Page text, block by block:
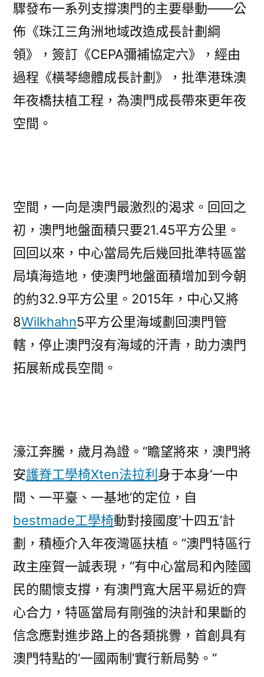
驟發布一系列支撐澳門的主要舉動——公
佈《珠江三角洲地域改造成長計劃綱
領》，簽訂《CEPA彌補協定六》，經由
過程《橫琴總體成長計劃》，批準港珠澳
年夜橋扶植工程，為澳門成長帶來更年夜
空間。
空間，一向是澳門最激烈的渴求。回回之
初，澳門地盤面積只要21.45平方公里。
回回以來，中心當局先后幾回批準特區當
局填海造地，使澳門地盤面積增加到今朝
的約32.9平方公里。2015年，中心又將
8Wilkhahn5平方公里海域劃回澳門管
轄，停止澳門沒有海域的汗青，助力澳門
拓展新成長空間。
濠江奔騰，歲月為證。“瞻望將來，澳門將
安護脊工學椅Xten法拉利 身于本身‘一中
間、一平臺、一基地’的定位，自
bestmade工學椅動對接國度‘十四五’計
劃，積極介入年夜灣區扶植。”澳門特區行
政主座賀一誠表現，“有中心當局和內陸國
民的關懷支撐，有澳門寬大居平易近的齊
心合力，特區當局有剛強的決計和果斷的
信念應對進步路上的各類挑釁，首創具有
澳門特點的‘一國兩制’實行新局勢。”